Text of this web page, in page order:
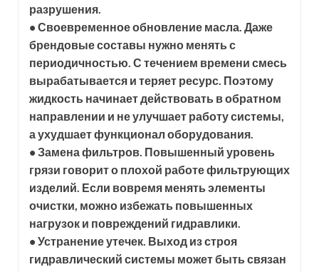
разрушения.
• Своевременное обновление масла. Даже
брендовые составы нужно менять с
периодичностью. С течением времени смесь
вырабатывается и теряет ресурс. Поэтому
жидкость начинает действовать в обратном
направлении и не улучшает работу системы,
а ухудшает функционал оборудования.
• Замена фильтров. Повышенный уровень
грязи говорит о плохой работе фильтрующих
изделий. Если вовремя менять элементы
очистки, можно избежать повышенных
нагрузок и повреждений гидравлики.
• Устранение утечек. Выход из строя
гидравлический системы может быть связан